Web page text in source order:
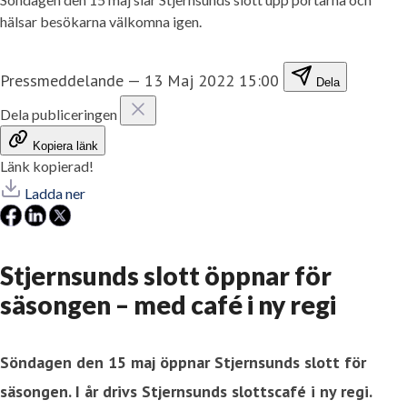
hälsar besökarna välkomna igen.
Pressmeddelande — 13 Maj 2022 15:00 Dela
Dela publiceringen
Kopiera länk
Länk kopierad!
Ladda ner
Stjernsunds slott öppnar för
säsongen – med café i ny regi
Söndagen den 15 maj öppnar Stjernsunds slott för
säsongen. I år drivs Stjernsunds slottscafé i ny regi.